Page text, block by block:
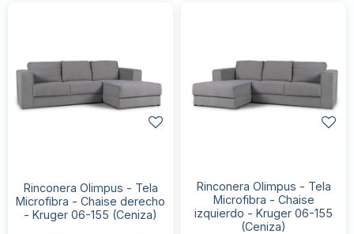
Rinconera Olimpus - Tela
Microfibra - Chaise derecho
- Kruger 06-155 (Ceniza)
Rinconera Olimpus - Tela
Microfibra - Chaise
izquierdo - Kruger 06-155
(Ceniza)